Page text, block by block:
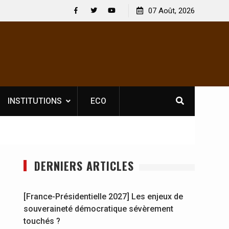
obligatoire pour les spectacles : En
l’opérateur culturel Soldat Jahboy se
[France-Présidentielle
souveraineté
07 Août, 2026
INSTITUTIONS ECO
DERNIERS ARTICLES
[France-Présidentielle 2027] Les enjeux de
souveraineté démocratique sévèrement
touchés ?